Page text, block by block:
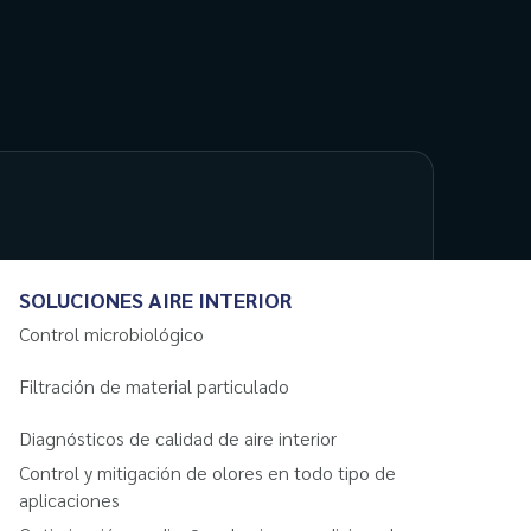
SOLUCIONES AIRE INTERIOR
Control microbiológico
Filtración de material particulado
Diagnósticos de calidad de aire interior
Control y mitigación de olores en todo tipo de
aplicaciones